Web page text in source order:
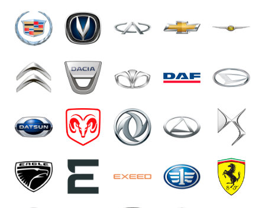
возможность пользования зеркалом
заднего обзора.
Если платформа не совместима со
встроенным в потолок креплением,
устанавливается специальная
пластина, которая должна в точности
Иногда усиливающие элементы
расположены на значительном
отдалении или полностью
отсутствуют. Нередко на установочном
этапе работ необходимо решение
проблемы с люками авто. Всё это